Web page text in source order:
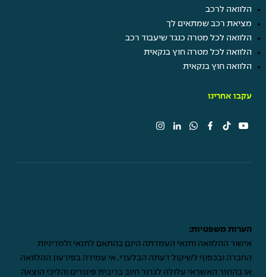
הלוואה לרכב
מציאת רכב שמתאים לך
הלוואה לכל מטרה כנגד שיעבוד רכב
הלוואה לכל מטרה חוץ בנקאית
הלוואה חוץ בנקאית
עקבו אחרינו
הערות משפטיות:
אישור ההלוואה ותנאי העמדתה הינם בהתאם לתנאי ולמדיניות
החברה ובכפוף לשיקול דעתה הבלעדי. אי עמידה בפירעון ההלוואה
או בהחזר האשראי עלולה לגרור חיוב בריבית פיגורים והליכי הוצאה